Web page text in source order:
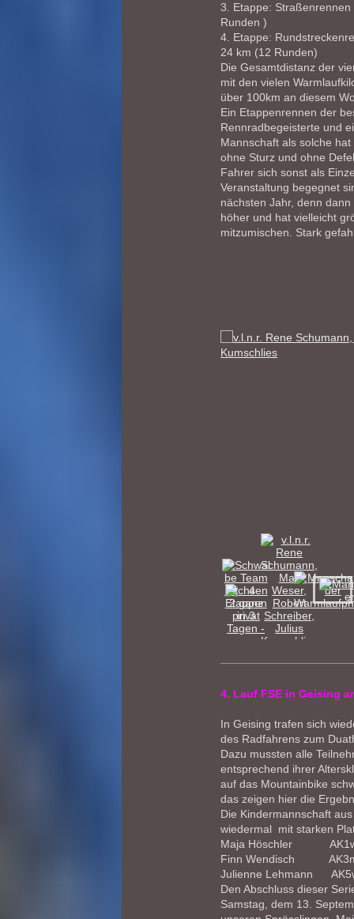
3. Etappe:
Runden )
4. Etappe:
24 km (12 Runden)
Die Gesamtdistanz der
mit den vielen
über 100km an diesem
Ein Etappenrennen der
Rennradbegeisterte und
Mannschaft als solche
ohne Sturz und ohne
Fahrer sich sonst als
Veranstaltung begegnet
nächsten Jahr, denn
höher und hat vielleicht
mitzumischen. Stark
4. Lauf FSE in Geising
In Geising trafen sich
des Radfahrens zum
Dazu mussten alle
entsprechend ihrer
auf das Mountainbike
das zeigen hier die
Die Kindermannschaft
wiedermal mit starken
Maja Höschler
Finn Wendisch
Julienne Lehmann
Den Abschluss dieser
Samstag, dem 13.